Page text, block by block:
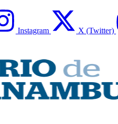
Instagram X (Twitter)